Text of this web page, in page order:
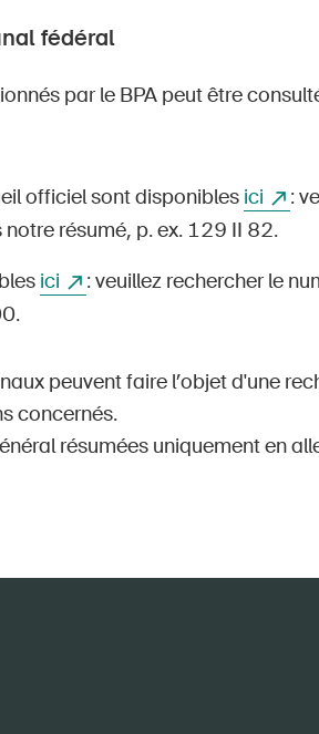
fédéral
par le BPA peut être
officiel sont disponibles ici
:
notre résumé, p. ex. 129 II 82.
ici
: veuillez rechercher le
peuvent faire l’objet d'une
concernés.
résumées uniquement en